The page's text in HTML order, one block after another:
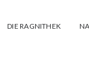
DIE RAGNITHEK